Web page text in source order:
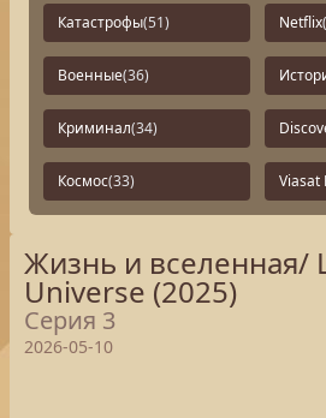
Катастрофы(51) Netflix
Военные(36)
Криминал(34)
Космос(33) Viasat
Жизнь и вселенная/
Universe (2025)
Серия 3
2026-05-10